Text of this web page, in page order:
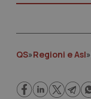
QS»Regioni e Asl»